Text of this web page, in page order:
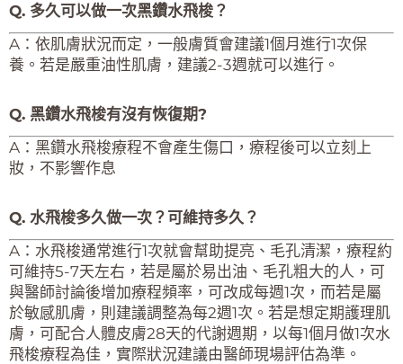
Q. 多久可以做一次黑鑽水飛梭？
A：依肌膚狀況而定，一般膚質會建議1個月進行1次保
養。若是嚴重油性肌膚，建議2-3週就可以進行。
Q. 黑鑽水飛梭有沒有恢復期?
A：黑鑽水飛梭療程不會產生傷口，療程後可以立刻上
妝，不影響作息
Q. 水飛梭多久做一次？可維持多久？
A：水飛梭通常進行1次就會幫助提亮、毛孔清潔，療程約
可維持5-7天左右，若是屬於易出油、毛孔粗大的人，可
與醫師討論後增加療程頻率，可改成每週1次，而若是屬
於敏感肌膚，則建議調整為每2週1次。若是想定期護理肌
膚，可配合人體皮膚28天的代謝週期，以每1個月做1次水
飛梭療程為佳，實際狀況建議由醫師現場評估為準。